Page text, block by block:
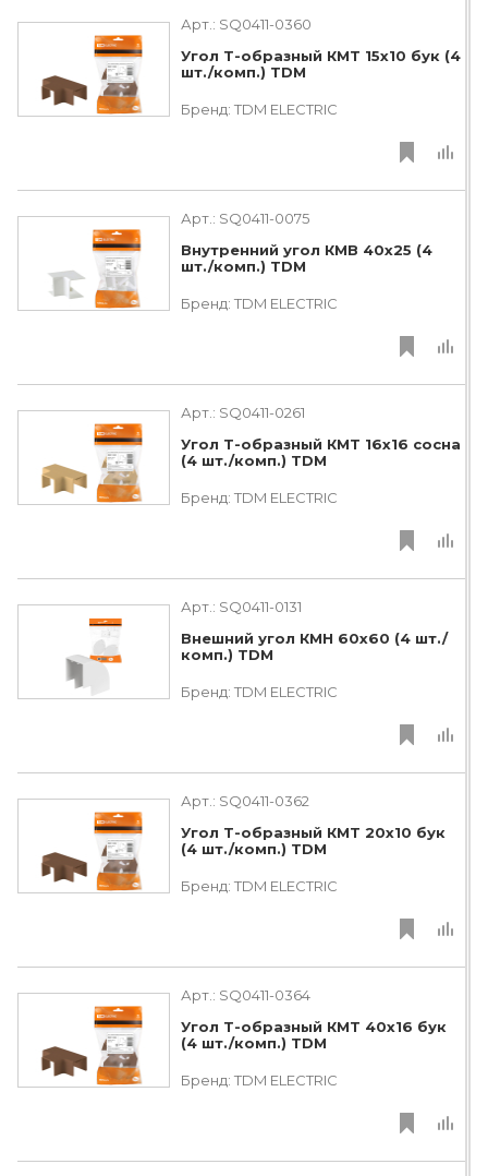
Арт.: SQ0411-0360
Угол Т-образный КМТ 15х10 бук (4
шт./комп.) TDM
Бренд: TDM ЕLECTRIC
Арт.: SQ0411-0075
Внутренний угол КМВ 40х25 (4
шт./комп.) TDM
Бренд: TDM ЕLECTRIC
Арт.: SQ0411-0261
Угол Т-образный КМТ 16х16 сосна
(4 шт./комп.) TDM
Бренд: TDM ЕLECTRIC
Арт.: SQ0411-0131
Внешний угол КМН 60х60 (4 шт./
комп.) TDM
Бренд: TDM ЕLECTRIC
Арт.: SQ0411-0362
Угол Т-образный КМТ 20х10 бук
(4 шт./комп.) TDM
Бренд: TDM ЕLECTRIC
Арт.: SQ0411-0364
Угол Т-образный КМТ 40x16 бук
(4 шт./комп.) TDM
Бренд: TDM ЕLECTRIC